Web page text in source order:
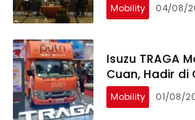
Mobility 04/08/
Isuzu TRAGA
Cuan, Hadir di
Mobility 01/08/